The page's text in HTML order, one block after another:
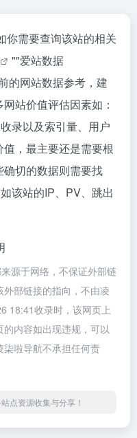
你需要查询该站的相关
""爱站数据
的网站数据参考，建
站价值评估因素如：
录以及索引量、用户
，最主要还是需要根
切的数据则需要找
该站的IP、PV、跳出
源于网络，不保证外部链
部链接的指向，不由凌
18:41收录时，该网页上
内容如出现违规，可以
啦导航不承担任何责
点资源收集与分享！